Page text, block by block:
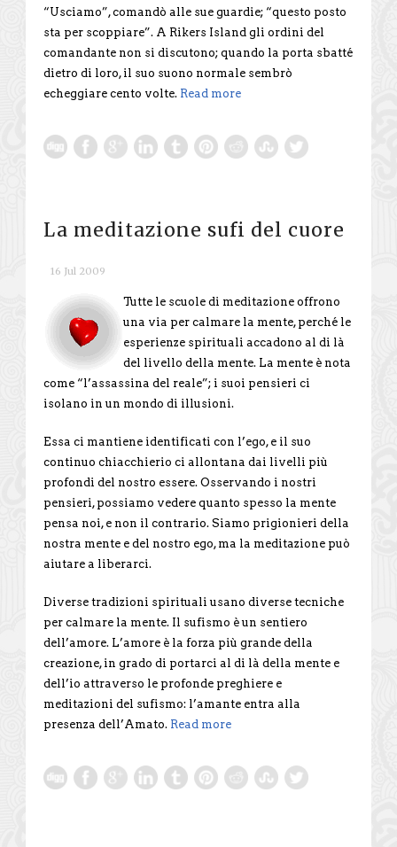
“Usciamo”, comandò alle sue guardie; “questo posto
sta per scoppiare”. A Rikers Island gli ordini del
comandante non si discutono; quando la porta sbatté
dietro di loro, il suo suono normale sembrò
echeggiare cento volte. Read more
La meditazione sufi del cuore
16 Jul 2009
Tutte le scuole di meditazione offrono
una via per calmare la mente, perché le
esperienze spirituali accadono al di là
del livello della mente. La mente è nota
come “l’assassina del reale”; i suoi pensieri ci
isolano in un mondo di illusioni.
Essa ci mantiene identificati con l’ego, e il suo
continuo chiacchierio ci allontana dai livelli più
profondi del nostro essere. Osservando i nostri
pensieri, possiamo vedere quanto spesso la mente
pensa noi, e non il contrario. Siamo prigionieri della
nostra mente e del nostro ego, ma la meditazione può
aiutare a liberarci.
Diverse tradizioni spirituali usano diverse tecniche
per calmare la mente. Il sufismo è un sentiero
dell’amore. L’amore è la forza più grande della
creazione, in grado di portarci al di là della mente e
dell’io attraverso le profonde preghiere e
meditazioni del sufismo: l’amante entra alla
presenza dell’Amato. Read more